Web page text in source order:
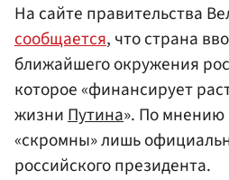
На сайте правительства
сообщается, что страна
ближайшего окружения
которое «финансирует
жизниПутина». По мнению
«скромны» лишь
российского президента.